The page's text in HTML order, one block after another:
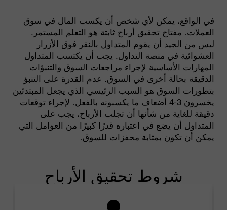
في الواقع، يمكن لأي شخص أن يكسب المال في سوق
العملات. مفتاح تحقيق أرباح ثابتة هو التعلم المستمر.
ليس من الجيد أن يقوم المتداول بالنقر فوق الأزرار
العشوائية في منصة التداول. يجب أن يكتسب المتداول
المهارات الأساسية لإجراء مراجعات السوق والتنبؤات
الدقيقة بحالة أخرى في السوق. عدم القدرة على التنبؤ
بتطورات السوق هو السبب الرئيسي الذي يجعل المبتدئين
يخسرون 3-4 أضعاف ما يكسبونه بالفعل. لإجراء توقعات
دقيقة للغاية من شأنها أن تجلب الأرباح، يجب على
المتداول أن يضع في اعتباره قدرًا كبيرًا من العوامل التي
يمكن أن تكون بمثابة محفزات للسوق.
شروط تحقيق الأرباح